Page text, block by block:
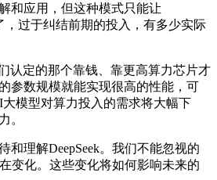
和应用，但这种模式只能让
，过于纠结前期的投入，有多少实际
认定的那个靠钱、靠更高算力芯片才
参数规模就能实现很高的性能，可
模型对算力投入的需求将大幅下
。
理解DeepSeek。我们不能忽视的
变化。这些变化将如何影响未来的